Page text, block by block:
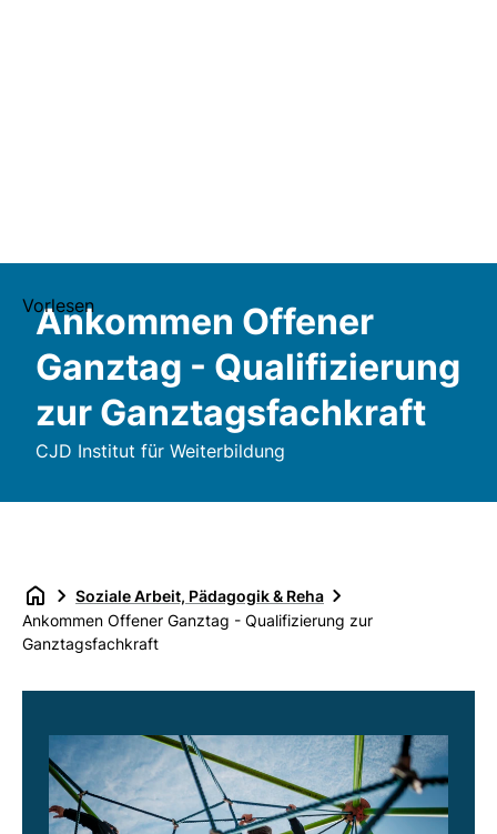
Vorlesen
Ankommen Offener
Ganztag - Qualifizierung
zur Ganztagsfachkraft
CJD Institut für Weiterbildung
Soziale Arbeit, Pädagogik & Reha
Ankommen Offener Ganztag - Qualifizierung zur
Ganztagsfachkraft